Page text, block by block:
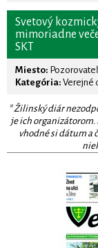
Svetový
mimoriadne
SKT
Miesto:
Kategória: Verejné
* Žilinský diár
je ich
vhodné si dátum a